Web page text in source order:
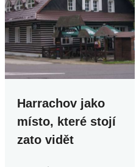
Harrachov jako
místo, které stojí
zato vidět